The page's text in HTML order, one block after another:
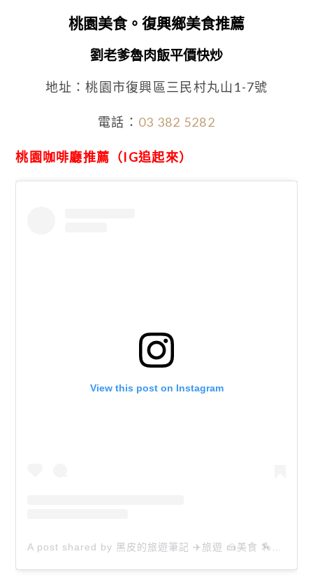
桃園美食。復興鄉美食推薦
劉老爹魯肉飯平價快炒
地址：桃園市復興區三民村丸山1-7號
電話： 03 382 5282
桃園咖啡廳推薦（IG追起來）
View this post on Instagram